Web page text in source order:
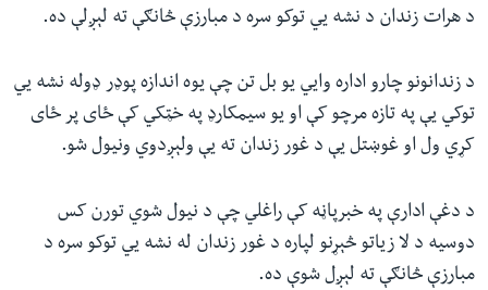
د هرات زندان د نشه يي توکو سره د مبارزې څانګې ته لېږلې ده.
د زندانونو چارو اداره وايي یو بل تن چې یوه اندازه پوډر ډوله نشه يي
توکي یې په تازه مرچو کې او یو سیمکارډ‌ په خټکي کې ځای پر ځای
کړي ول او غوښتل یې د غور زندان ته یې ولېږدوي ونیول شو.
د دغې ادارې په خبرپاڼه کې راغلي چې د نیول شوي تورن کس
دوسیه د لا زیاتو څېړنو لپاره د غور زندان له نشه يي توکو سره د
مبارزې څانګې ته لېږل شوې ده.